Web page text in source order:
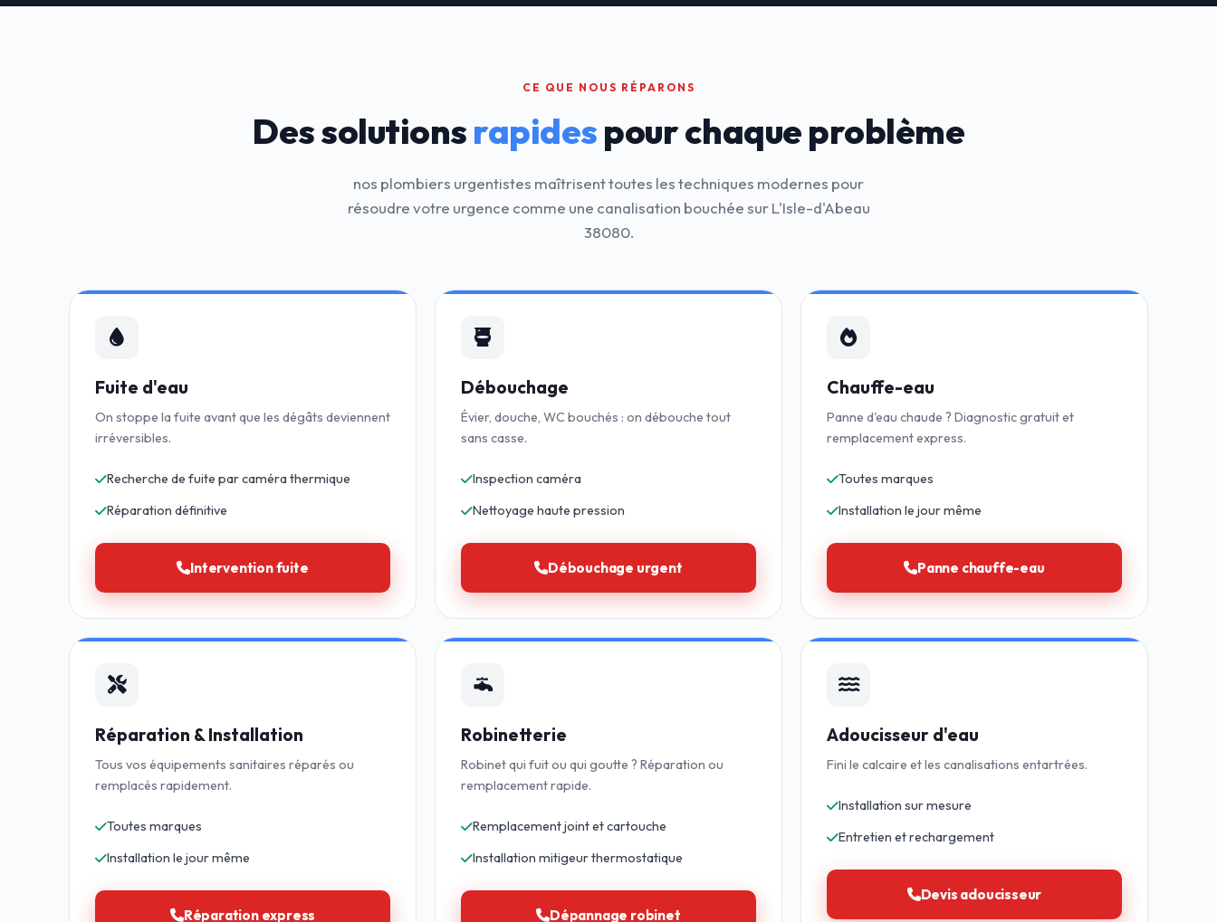
CE QUE NOUS RÉPARONS
Des solutionsrapidespour chaque problème
nos plombiers urgentistes maîtrisent toutes les techniques modernes pour
résoudre votre urgence comme une canalisation bouchée sur L'Isle-d'Abeau
38080.
Fuite d'eau
On stoppe la fuite avant que les dégâts deviennent
irréversibles.
Recherche de fuite par caméra thermique
Réparation définitive
Intervention fuite
Débouchage
Évier, douche, WC bouchés : on débouche tout
sans casse.
Inspection caméra
Nettoyage haute pression
Débouchage urgent
Chauffe-eau
Panne d'eau chaude ? Diagnostic gratuit et
remplacement express.
Toutes marques
Installation le jour même
Panne chauffe-eau
Réparation & Installation
Tous vos équipements sanitaires réparés ou
remplacés rapidement.
Toutes marques
Installation le jour même
Réparation express
Robinetterie
Robinet qui fuit ou qui goutte ? Réparation ou
remplacement rapide.
Remplacement joint et cartouche
Installation mitigeur thermostatique
Dépannage robinet
Adoucisseur d'eau
Fini le calcaire et les canalisations entartrées.
Installation sur mesure
Entretien et rechargement
Devis adoucisseur